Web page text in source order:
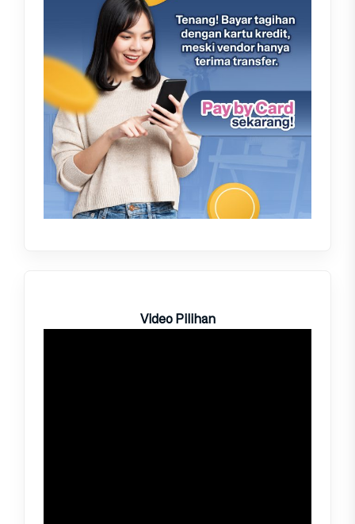
Video Pilihan